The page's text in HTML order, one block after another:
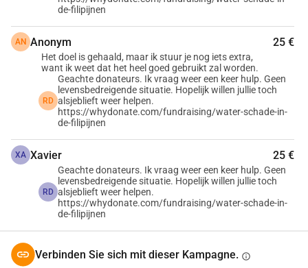
Deshalb dieser Aufruf. Nicht aus Verpflichtung sondern aus
Hoffnung.
Wenn Sie etwas beitragen können und möchten, wäre das
sehr willkommen. Und wenn Sie Fragen haben oder wissen
möchten, wer diese Menschen sind und was genau passiert
ist, zögern Sie nicht, Kontakt aufzunehmen.
Ich weiß, dass wir alle unsere eigenen Sorgen haben. Aber
wenn Sie etwas entbehren können, wäre das eine enorme
Unterstützung für Wendhell und auch für uns.
Vielen Dank fürs Lesen,
Rens und Marjan Duijsens
finden Sie hier:
de-filipijnen
AN Anonym 25 €
Het doel is gehaald, maar ik stuur je nog iets extra,
want ik weet dat het heel goed gebruikt zal worden.
RD
Geachte donateurs. Ik vraag weer een keer hulp. Geen
levensbedreigende situatie. Hopelijk willen jullie toch
alsjeblieft weer helpen.
https://whydonate.com/fundraising/water-schade-in-
de-filipijnen
XA Xavier 25 €
RD
Geachte donateurs. Ik vraag weer een keer hulp. Geen
levensbedreigende situatie. Hopelijk willen jullie toch
alsjeblieft weer helpen.
https://whydonate.com/fundraising/water-schade-in-
de-filipijnen
Verbinden Sie sich mit dieser Kampagne. info